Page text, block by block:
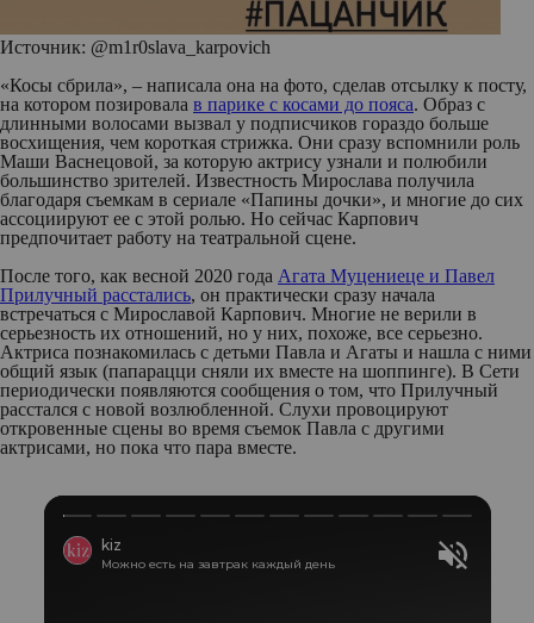
Источник: @m1r0slava_karpovich
«Косы сбрила», – написала она на фото, сделав отсылку к посту,
на котором позировала в парике с косами до пояса. Образ с
длинными волосами вызвал у подписчиков гораздо больше
восхищения, чем короткая стрижка. Они сразу вспомнили роль
Маши Васнецовой, за которую актрису узнали и полюбили
большинство зрителей. Известность Мирослава получила
благодаря съемкам в сериале «Папины дочки», и многие до сих
ассоциируют ее с этой ролью. Но сейчас Карпович
предпочитает работу на театральной сцене.
После того, как весной 2020 года Агата Муцениеце и Павел
Прилучный расстались, он практически сразу начала
встречаться с Мирославой Карпович. Многие не верили в
серьезность их отношений, но у них, похоже, все серьезно.
Актриса познакомилась с детьми Павла и Агаты и нашла с ними
общий язык (папарацци сняли их вместе на шоппинге). В Сети
периодически появляются сообщения о том, что Прилучный
расстался с новой возлюбленной. Слухи провоцируют
откровенные сцены во время съемок Павла с другими
актрисами, но пока что пара вместе.